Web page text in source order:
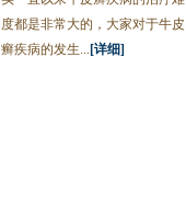
度都是非常大的，大家对于牛皮
癣疾病的发生... [详细]